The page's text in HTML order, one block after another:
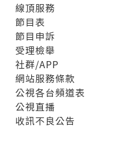
線頂服務
節目表
節目申訴
受理檢舉
社群/APP
網站服務條款
公視各台頻道表
公視直播
收訊不良公告